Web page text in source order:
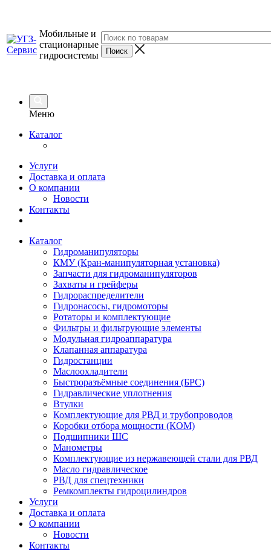
Мобильные и
стационарные
гидросистемы
Меню
Каталог
Услуги
Доставка и оплата
О компании
Новости
Контакты
Каталог
Гидроманипуляторы
КМУ (Кран-манипуляторная установка)
Запчасти для гидроманипуляторов
Захваты и грейферы
Гидрораспределители
Гидронасосы, гидромоторы
Ротаторы и комплектующие
Фильтры и фильтрующие элементы
Модульная гидроаппаратура
Клапанная аппаратура
Гидростанции
Маслоохладители
Быстроразъёмные соединения (БРС)
Гидравлические уплотнения
Втулки
Комплектующие для РВД и трубопроводов
Коробки отбора мощности (КОМ)
Подшипники ШС
Манометры
Комплектующие из нержавеющей стали для РВД
Масло гидравлическое
РВД для спецтехники
Ремкомплекты гидроцилиндров
Услуги
Доставка и оплата
О компании
Новости
Контакты